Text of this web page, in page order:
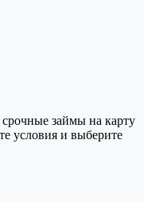
займы на карту
условия и выберите